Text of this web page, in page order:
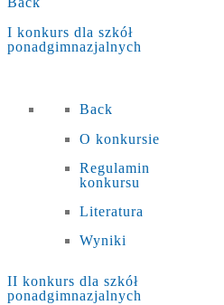
I konkurs dla szkół
ponadgimnazjalnych
Back
O konkursie
Regulamin
konkursu
Literatura
Wyniki
II konkurs dla szkół
ponadgimnazjalnych